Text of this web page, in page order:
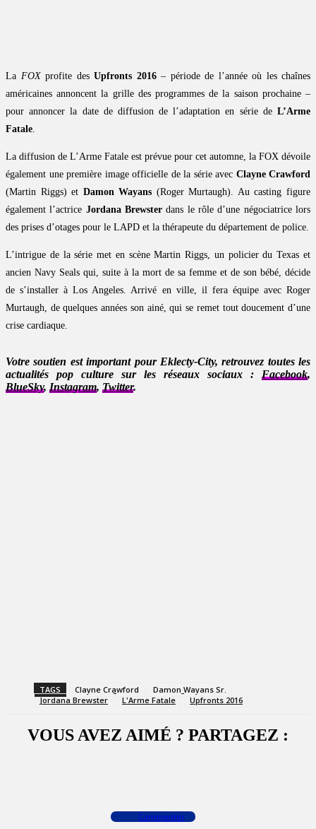
La FOXprofite des Upfronts 2016– période de l’année où les chaînes
américaines annoncent la grille des programmes de la saison prochaine –
pour annoncer la date de diffusion de l’adaptation en série de L’Arme
Fatale.
La diffusion de L’Arme Fatale est prévue pour cet automne, la FOX dévoile
également une première image officielle de la série avec Clayne Crawford
(Martin Riggs) et Damon Wayans (Roger Murtaugh). Au casting figure
également l’actrice Jordana Brewster dans le rôle d’une négociatrice lors
des prises d’otages pour le LAPD et la thérapeute du département de police.
L’intrigue de la série met en scène Martin Riggs, un policier du Texas et
ancien Navy Seals qui, suite à la mort de sa femme et de son bébé, décide
de s’installer à Los Angeles. Arrivé en ville, il fera équipe avec Roger
Murtaugh, de quelques années son ainé, qui se remet tout doucement d’une
crise cardiaque.
Votre soutien est important pour Eklecty-City, retrouvez toutes les
actualités pop culture sur les réseaux sociaux : Facebook,
BlueSky, Instagram, Twitter.
TAGS Clayne Crawford
Damon Wayans Sr.
Jordana Brewster
L'Arme Fatale Upfronts 2016
VOUS AVEZ AIMÉ ? PARTAGEZ :
Commenter